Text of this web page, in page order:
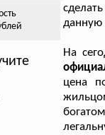
данную
На
цена